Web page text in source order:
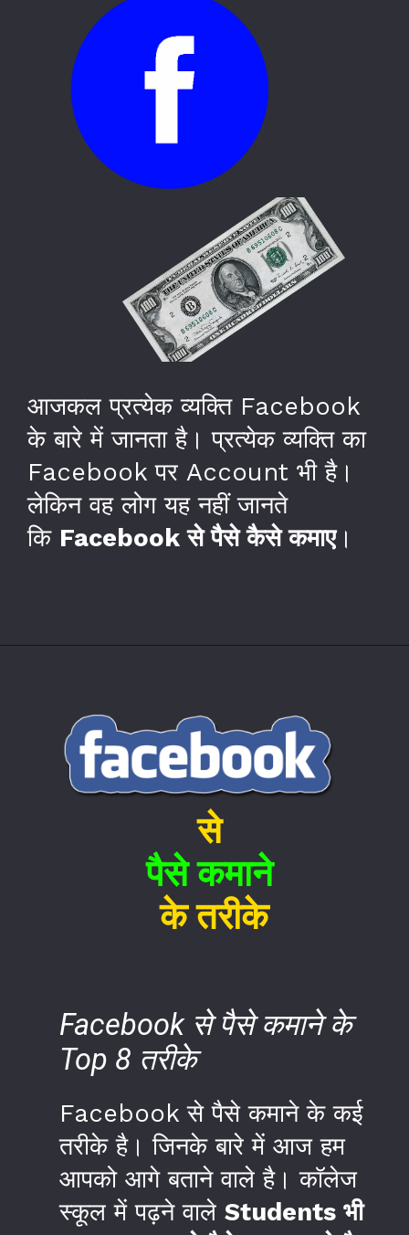
आजकल प्रत्येक व्यक्ति Facebook
के बारे में जानता है। प्रत्येक व्यक्ति का
Facebook पर Account भी है।
लेकिन वह लोग यह नहीं जानते
कि Facebook से पैसे कैसे कमाए।
Facebook से पैसे कमाने के
Top 8 तरीके
Facebook से पैसे कमाने के कई
तरीके है। जिनके बारे में आज हम
आपको आगे बताने वाले है। कॉलेज
स्कूल में पढ़ने वालेStudents भी
से
पैसे कमाने
के तरीके